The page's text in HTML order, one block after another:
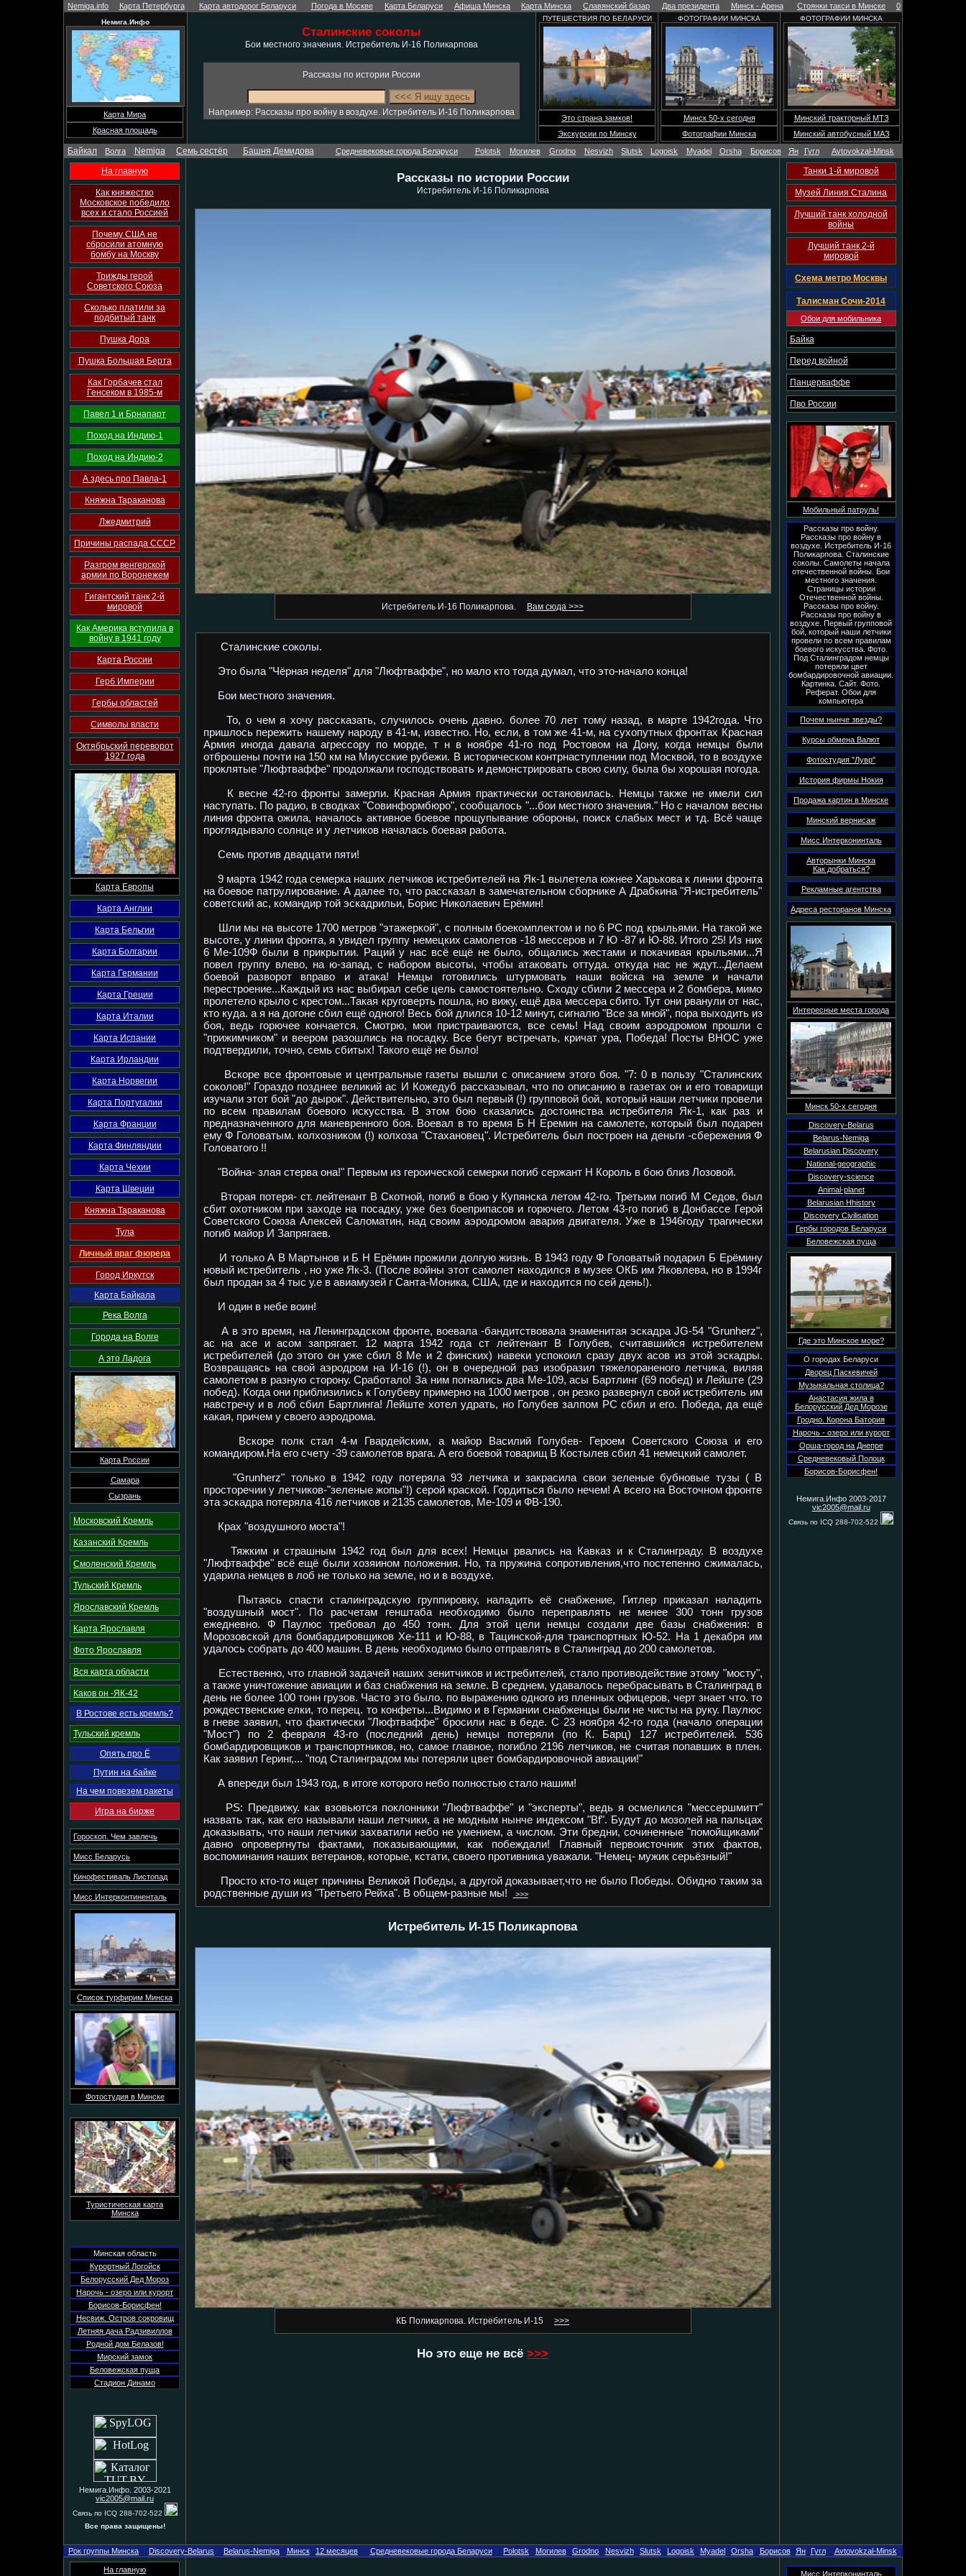
Nemiga.info Карта Петербурга Карта автодорог Беларуси Погода в Москве Карта Беларуси Афиша Минска Карта Минска Славянский базар Два президента Минск - Арена Стоянки такси в Минске 0
Немига.Инфо
Карта Мира
Красная площадь
Сталинские соколы
Бои местного значения. Истребитель И-16 Поликарпова
Рассказы по истории России
Например: Рассказы про войну в воздухе. Истребитель И-16 Поликарпова
ПУТЕШЕСТВИЯ ПО БЕЛАРУСИ
Это страна замков!
Экскурсии по Минску
ФОТОГРАФИИ МИНСКА
Минск 50-х сегодня
Фотографии Минска
ФОТОГРАФИИ МИНСКА
Минский тракторный МТЗ
Минский автобусный МАЗ
Байкал Волга Nemiga Семь сестёр Башня Демидова Средневековые города Беларуси Polotsk Могилев Grodno Nesvizh Slutsk Logoisk Myadel Orsha Борисов Ян Гугл Avtovokzal-Minsk
На главную
Как княжество
Московское победило
всех и стало Россией
Почему США не
сбросили атомную
бомбу на Москву
Трижды герой
Советского Союза
Сколько платили за
подбитый танк
Пушка Дора
Пушка Большая Берта
Как Горбачев стал
Генсеком в 1985-м
Павел 1 и Брнапарт
Поход на Индию-1
Поход на Индию-2
А здесь про Павла-1
Княжна Тараканова
Лжедмитрий
Причины распада СССР
Разгром венгерской
армии по Воронежем
Гигантский танк 2-й
мировой
Как Америка вступила в
войну в 1941 году
Карта России
Герб Империи
Гербы областей
Символы власти
Октябрьский переворот
1927 года
Карта Европы
Карта Англии
Карта Бельгии
Карта Болгарии
Карта Германии
Карта Греции
Карта Италии
Карта Испании
Карта Ирландии
Карта Норвегии
Карта Португалии
Карта Франции
Карта Финляндии
Карта Чехии
Карта Швеции
Княжна Тараканова
Тула
Личный враг фюрера
Город Иркутск
Карта Байкала
Река Волга
Города на Волге
А это Ладога
Карта России
Самара
Сызрань
Московский Кремль
Казанский Кремль
Смоленский Кремль
Тульский Кремль
Ярославский Кремль
Карта Ярославля
Фото Ярославля
Вся карта области
Каков он -ЯК-42
В Ростове есть кремль?
Тульский кремль
Опять про Ё
Путин на байке
На чем повезем ракеты
Игра на бирже
Гороскоп. Чем завлечь
Мисс Беларусь
Кинофестиваль Листопад
Мисс Интерконтиненталь
Список турфирим Минска
Фотостудия в Минске
Туристическая карта
Минска
<
Минская область
Курортный Логойск
Белорусский Дед Мороз
Нарочь - озеро или курорт
Борисов-Борисфен!
Несвиж. Остров сокровищ
Летняя дача Радзивиллов
Родной дом Белазов!
Мирский замок
Беловежская пуща
Стадион Динамо
Немига.Инфо. 2003-2021
vic2005@mail.ru
Связь по ICQ 288-702-522
Все права защищены!
Рассказы по истории России
Истребитель И-16 Поликарпова
Истребитель И-16 Поликарпова. Вам сюда >>>
Сталинские соколы.
Это была "Чёрная неделя" для "Люфтваффе", но мало кто тогда думал, что это-начало конца!
Бои местного значения.
То, о чем я хочу рассказать, случилось очень давно. более 70 лет тому назад, в марте 1942года. Что
пришлось пережить нашему народу в 41-м, известно. Но, если, в том же 41-м, на сухопутных фронтах Красная
Армия иногда давала агрессору по морде, т н в ноябре 41-го под Ростовом на Дону, когда немцы были
отброшены почти на 150 км на Миусские рубежи. В историческом контрнаступлении под Москвой, то в воздухе
проклятые "Люфтваффе" продолжали господствовать и демонстрировать свою силу, была бы хорошая погода.
К весне 42-го фронты замерли. Красная Армия практически остановилась. Немцы также не имели сил
наступать. По радио, в сводках "Совинформбюро", сообщалось "...бои местного значения." Но с началом весны
линия фронта ожила, началось активное боевое прощупывание обороны, поиск слабых мест и тд. Всё чаще
проглядывало солнце и у летчиков началась боевая работа.
Семь против двадцати пяти!
9 марта 1942 года семерка наших летчиков истребителей на Як-1 вылетела южнее Харькова к линии фронта
на боевое патрулирование. А далее то, что рассказал в замечательном сборнике А Драбкина "Я-истребитель"
советский ас, командир той эскадрильи, Борис Николаевич Ерёмин!
Шли мы на высоте 1700 метров "этажеркой", с полным боекомплектом и по 6 РС под крыльями. На такой же
высоте, у линии фронта, я увидел группу немецких самолетов -18 мессеров и 7 Ю -87 и Ю-88. Итого 25! Из них
6 Ме-109Ф были в прикрытии. Раций у нас всё ещё не было, общались жестами и покачивая крыльями...Я
повел группу влево, на ю-запад, с набором высоты, чтобы атаковать оттуда. откуда нас не ждут...Делаем
боевой разворот вправо и атака! Немцы готовились штурмовать наши войска на земле и начали
перестроение...Каждый из нас выбирал себе цель самостоятельно. Сходу сбили 2 мессера и 2 бомбера, мимо
пролетело крыло с крестом...Такая круговерть пошла, но вижу, ещё два мессера сбито. Тут они рванули от нас,
кто куда. а я на догоне сбил ещё одного! Весь бой длился 10-12 минут, сигналю "Все за мной", пора выходить из
боя, ведь горючее кончается. Смотрю, мои пристраиваются, все семь! Над своим аэродромом прошли с
"прижимчиком" и веером разошлись на посадку. Все бегут встречать, кричат ура, Победа! Посты ВНОС уже
подтвердили, точно, семь сбитых! Такого ещё не было!
Вскоре все фронтовые и центральные газеты вышли с описанием этого боя. "7: 0 в пользу "Сталинских
соколов!" Гораздо позднее великий ас И Кожедуб рассказывал, что по описанию в газетах он и его товарищи
изучали этот бой "до дырок". Действительно, это был первый (!) групповой бой, который наши летчики провели
по всем правилам боевого искусства. В этом бою сказались достоинства истребителя Як-1, как раз и
предназначенного для маневренного боя. Воевал в то время Б Н Еремин на самолете, который был подарен
ему Ф Головатым. колхозником (!) колхоза "Стахановец". Истребитель был построен на деньги -сбережения Ф
Головатого !!
"Война- злая стерва она!" Первым из героической семерки погиб сержант Н Король в бою близ Лозовой.
Вторая потеря- ст. лейтенант В Скотной, погиб в бою у Купянска летом 42-го. Третьим погиб М Седов, был
сбит охотником при заходе на посадку, уже без боеприпасов и горючего. Летом 43-го погиб в Донбассе Герой
Советского Союза Алексей Саломатин, над своим аэродромом авария двигателя. Уже в 1946году трагически
погиб майор И Запрягаев.
И только А В Мартынов и Б Н Ерёмин прожили долгую жизнь. В 1943 году Ф Головатый подарил Б Ерёмину
новый истребитель , но уже Як-3. (После войны этот самолет находился в музее ОКБ им Яковлева, но в 1994г
был продан за 4 тыс у.е в авиамузей г Санта-Моника, США, где и находится по сей день!).
И один в небе воин!
А в это время, на Ленинградском фронте, воевала -бандитствовала знаменитая эскадра JG-54 "Grunherz",
ас на асе и асом запрягает. 12 марта 1942 года ст лейтенант В Голубев, считавшийся истребителем
истребителей (до этого он уже сбил 8 Ме и 2 финских) навеки успокоил сразу двух асов из этой эскадры.
Возвращаясь на свой аэродром на И-16 (!), он в очередной раз изобразил тяжелораненого летчика, виляя
самолетом в разную сторону. Сработало! За ним погнались два Ме-109, асы Бартлинг (69 побед) и Лейште (29
побед). Когда они приблизились к Голубеву примерно на 1000 метров , он резко развернул свой истребитель им
навстречу и в лоб сбил Бартлинга! Лейште хотел удрать, но Голубев залпом РС сбил и его. Победа, да ещё
какая, причем у своего аэродрома.
Вскоре полк стал 4-м Гвардейским, а майор Василий Голубев- Героем Советского Союза и его
командиром.На его счету -39 самолетов врага. А его боевой товарищ В Костылев сбил 41 немецкий самолет.
"Grunherz" только в 1942 году потеряла 93 летчика и закрасила свои зеленые бубновые тузы ( В
просторечии у летчиков-"зеленые жопы"!) серой краской. Гордиться было нечем! А всего на Восточном фронте
эта эскадра потеряла 416 летчиков и 2135 самолетов, Ме-109 и ФВ-190.
Крах "воздушного моста"!
Тяжким и страшным 1942 год был для всех! Немцы рвались на Кавказ и к Сталинграду. В воздухе
"Люфтваффе" всё ещё были хозяином положения. Но, та пружина сопротивления,что постепенно сжималась,
ударила немцев в лоб не только на земле, но и в воздухе.
Пытаясь спасти сталинградскую группировку, наладить её снабжение, Гитлер приказал наладить
"воздушный мост". По расчетам генштаба необходимо было переправлять не менее 300 тонн грузов
ежедневно. Ф Паулюс требовал до 450 тонн. Для этой цели немцы создали две базы снабжения: в
Морозовской для бомбардировщиков Хе-111 и Ю-88, в Тацинской-для транспортных Ю-52. На 1 декабря им
удалось собрать до 400 машин. В день необходимо было отправлять в Сталинград до 200 самолетов.
Естественно, что главной задачей наших зенитчиков и истребителей, стало противодействие этому "мосту",
а также уничтожение авиации и баз снабжения на земле. В среднем, удавалось перебрасывать в Сталинград в
день не более 100 тонн грузов. Часто это было. по выражению одного из пленных офицеров, черт знает что. то
рождественские елки, то перец. то конфеты...Видимо и в Германии снабженцы были не чисты на руку. Паулюс
в гневе заявил, что фактически "Люфтваффе" бросили нас в беде. С 23 ноября 42-го года (начало операции
"Мост") по 2 февраля 43-го (последний день) немцы потеряли (по К. Барц) 127 истребителей. 536
бомбардировщиков и транспортников, но, самое главное, погибло 2196 летчиков, не считая попавших в плен.
Как заявил Геринг,... "под Сталинградом мы потеряли цвет бомбардировочной авиации!"
А впереди был 1943 год, в итоге которого небо полностью стало нашим!
PS: Предвижу. как взовьются поклонники "Люфтваффе" и "эксперты", ведь я осмелился "мессершмитт"
назвать так, как его называли наши летчики, а не модным нынче индексом "Bf". Будут до мозолей на пальцах
доказывать, что наши летчики захватили небо не умением, а числом. Эти бредни, сочиненные "помойщиками"
давно опровергнуты фактами, показывающими, как побеждали! Главный первоисточник этих фактов,
воспоминания наших ветеранов, которые, кстати, своего противника уважали. "Немец- мужик серьёзный!"
Просто кто-то ищет причины Великой Победы, а другой доказывает,что не было Победы. Обидно таким за
родственные души из "Третьего Рейха". В общем-разные мы!
>>>
Истребитель И-15 Поликарпова
КБ Поликарпова. Истребитель И-15 >>>
Но это еще не всё >>>
Танки 1-й мировой
Музей Линия Сталина
Лучший танк холодной
войны
Лучший танк 2-й
мировой
Схема метро Москвы
Талисман Сочи-2014
Обои для мобильника
Байка
Перед войной
Панцерваффе
Пво России
Мобильный патруль!
Рассказы про войну.
Рассказы про войну в
воздухе. Истребитель И-16
Поликарпова. Сталинские
соколы. Самолеты начала
отечественной войны. Бои
местного значения.
Страницы истории
Отечественной войны.
Рассказы про войну.
Рассказы про войну в
воздухе. Первый групповой
бой, который наши летчики
провели по всем правилам
боевого искусства. Фото.
Под Сталинградом немцы
потеряли цвет
бомбардировочной авиации.
Картинка. Сайт. Фото.
Реферат. Обои для
компьютера
Почем нынче звезды?
Курсы обмена Валют
Фотостудия "Лувр"
История фирмы Нокия
Продажа картин в Минске
Минский вернисаж
Мисс Интерконинталь
Авторынки Минска
Как добраться?
Рекламные агентства
Адреса ресторанов Минска
Интересные места города
Минск 50-х сегодня
Discovery-Belarus
Belarus-Nemiga
Belarusian Discovery
National-geographic
Discovery-science
Animal-planet
Belarusian Hhistory
Discovery Civilisation
Гербы городов Беларуси
Беловежская пуща
Где это Минское море?
О городах Беларуси
Дворец Паскевичей
Музыкальная столица?
Анастасия жила в
Белорусский Дед Морозе
Гродно. Корона Батория
Нарочь - озеро или курорт
Орша-город на Днепре
Средневековый Полоцк
Борисов-Борисфен!
Немига.Инфо 2003-2017
vic2005@mail.ru
Связь по ICQ 288-702-522
Рок группы Минска Discovery-Belarus Belarus-Nemiga Минск 12 месяцев Средневековые города Беларуси Polotsk Могилев Grodno Nesvizh Slutsk Logoisk Myadel Orsha Борисов Ян Гугл Avtovokzal-Minsk
На главную Мисс Интерконинталь